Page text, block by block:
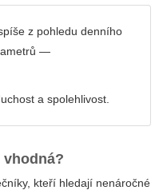
z pohledu denního
—
a spolehlivost.
vhodná?
kteří hledají nenáročné